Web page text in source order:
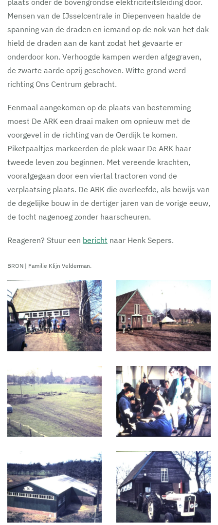
plaats onder de bovengrondse elektriciteitsleiding door.
Mensen van de IJsselcentrale in Diepenveen haalde de
spanning van de draden en iemand op de nok van het dak
hield de draden aan de kant zodat het gevaarte er
onderdoor kon. Verhoogde kampen werden afgegraven,
de zwarte aarde opzij geschoven. Witte grond werd
richting Ons Centrum gebracht.
Eenmaal aangekomen op de plaats van bestemming
moest De ARK een draai maken om opnieuw met de
voorgevel in de richting van de Oerdijk te komen.
Piketpaaltjes markeerden de plek waar De ARK haar
tweede leven zou beginnen. Met vereende krachten,
voorafgegaan door een viertal tractoren vond de
verplaatsing plaats. De ARK die overleefde, als bewijs van
de degelijke bouw in de dertiger jaren van de vorige eeuw,
de tocht nagenoeg zonder haarscheuren.
Reageren? Stuur een bericht naar Henk Sepers.
BRON | Familie Klijn Velderman.